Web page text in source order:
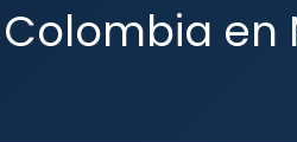
en